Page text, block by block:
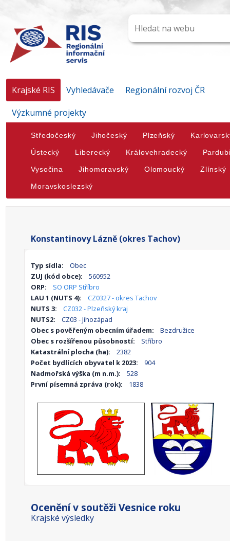
Krajské RIS Vyhledávače
Regionální rozvoj ČR
Výzkumné projekty
Středočeský Jihočeský Plzeňský
Ústecký Liberecký Královehradecký
Vysočina Jihomoravský Olomoucký Zlínský
Moravskoslezský
Konstantinovy Lázně (okres Tachov)
Typ sídla:
Obec
ZUJ (kód obce):
560952
ORP:
SO ORP Stříbro
LAU 1 (NUTS 4):
CZ0327 - okres Tachov
NUTS 3:
CZ032 - Plzeňský kraj
NUTS2:
CZ03 - Jihozápad
Obec s pověřeným obecním úřadem:
Bezdružice
Obec s rozšířenou působností:
Stříbro
Katastrální plocha (ha):
2382
Počet bydlících obyvatel k 2023:
904
Nadmořská výška (m n.m.):
528
První písemná zpráva (rok):
1838
Ocenění v soutěži Vesnice roku
Krajské výsledky